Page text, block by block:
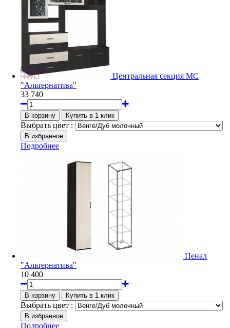
Центральная секция МС
"Альтернатива"
33 740
Выбрать цвет :
Подробнее
Пенал
"Альтернатива"
10 400
Выбрать цвет :
Подробнее